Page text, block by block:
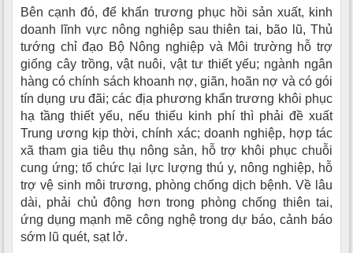
Bên cạnh đó, để khẩn trương phục hồi sản xuất, kinh
doanh lĩnh vực nông nghiệp sau thiên tai, bão lũ, Thủ
tướng chỉ đạo Bộ Nông nghiệp và Môi trường hỗ trợ
giống cây trồng, vật nuôi, vật tư thiết yếu; ngành ngân
hàng có chính sách khoanh nợ, giãn, hoãn nợ và có gói
tín dụng ưu đãi; các địa phương khẩn trương khôi phục
hạ tầng thiết yếu, nếu thiếu kinh phí thì phải đề xuất
Trung ương kịp thời, chính xác; doanh nghiệp, hợp tác
xã tham gia tiêu thụ nông sản, hỗ trợ khôi phục chuỗi
cung ứng; tổ chức lại lực lượng thú y, nông nghiệp, hỗ
trợ vệ sinh môi trương, phòng chống dịch bệnh. Về lâu
dài, phải chủ động hơn trong phòng chống thiên tai,
ứng dụng mạnh mẽ công nghệ trong dự báo, cảnh báo
sớm lũ quét, sạt lở.